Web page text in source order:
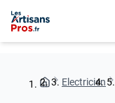
Electricien